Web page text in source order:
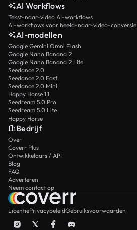
AI Workflows
Tekst-naar-video AI-workflows
AI-workflows voor beeld-naar-video-conversie
AI-modellen
Google Gemini Omni Flash
Google Nano Banana 2
Google Nano Banana 2 Lite
Seedance 2.0
Seedance 2.0 Fast
Seedance 2.0 Mini
Happy Horse 1.1
Seedream 5.0 Pro
Seedream 5.0 Lite
Happy Horse
Bedrijf
Over
Coverr Plus
Ontwikkelaars / API
Blog
FAQ
Adverteren
Neem contact op
LicentiePrivacybeleidGebruiksvoorwaarden